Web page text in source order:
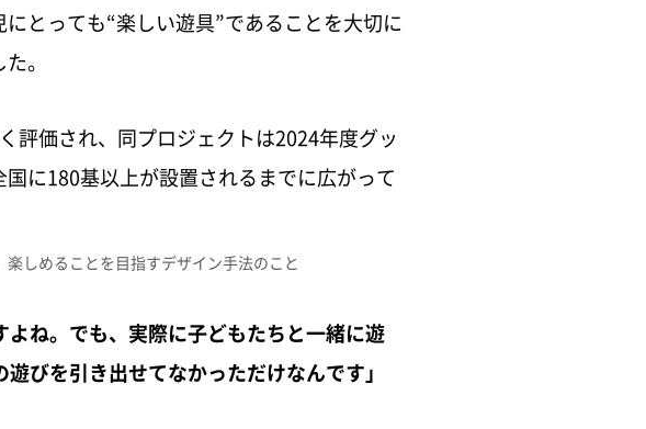
とっても“楽しい遊具”であることを大切に
。
価され、同プロジェクトは2024年度グッ
に180基以上が設置されるまでに広がって
しめることを目指すデザイン手法のこと
よね。でも、実際に子どもたちと一緒に遊
びを引き出せてなかっただけなんです」